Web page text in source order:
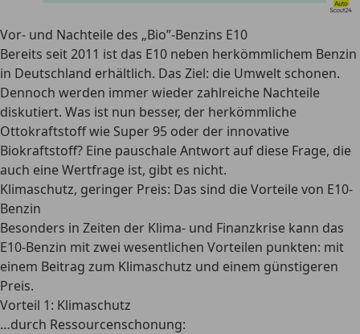
Vor- und Nachteile des „Bio”-Benzins E10
Bereits seit 2011 ist das E10 neben herkömmlichem Benzin
in Deutschland erhältlich. Das Ziel: die Umwelt schonen.
Dennoch werden immer wieder zahlreiche Nachteile
diskutiert. Was ist nun besser, der herkömmliche
Ottokraftstoff wie Super 95 oder der innovative
Biokraftstoff? Eine pauschale Antwort auf diese Frage, die
auch eine Wertfrage ist, gibt es nicht.
Klimaschutz, geringer Preis: Das sind die Vorteile von E10-
Benzin
Besonders in Zeiten der Klima- und Finanzkrise kann das
E10-Benzin mit zwei wesentlichen Vorteilen punkten: mit
einem Beitrag zum Klimaschutz und einem günstigeren
Preis.
Vorteil 1: Klimaschutz
…durch Ressourcenschonung: